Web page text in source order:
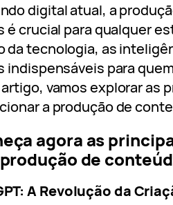
digital atual, a
é crucial para qualquer
da tecnologia, as
indispensáveis para
vamos explorar as
a produção de
agora as
de
A Revolução da